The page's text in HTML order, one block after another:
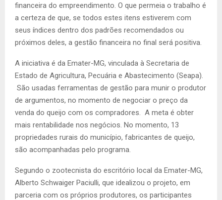
financeira do empreendimento. O que permeia o trabalho é
a certeza de que, se todos estes itens estiverem com
seus índices dentro dos padrões recomendados ou
próximos deles, a gestão financeira no final será positiva.
A iniciativa é da Emater-MG, vinculada à Secretaria de
Estado de Agricultura, Pecuária e Abastecimento (Seapa).
São usadas ferramentas de gestão para munir o produtor
de argumentos, no momento de negociar o preço da
venda do queijo com os compradores. A meta é obter
mais rentabilidade nos negócios. No momento, 13
propriedades rurais do município, fabricantes de queijo,
são acompanhadas pelo programa.
Segundo o zootecnista do escritório local da Emater-MG,
Alberto Schwaiger Paciulli, que idealizou o projeto, em
parceria com os próprios produtores, os participantes